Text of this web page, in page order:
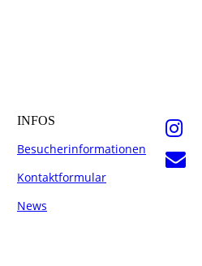
INFOS
Besucherinformationen
Kontaktformular
News